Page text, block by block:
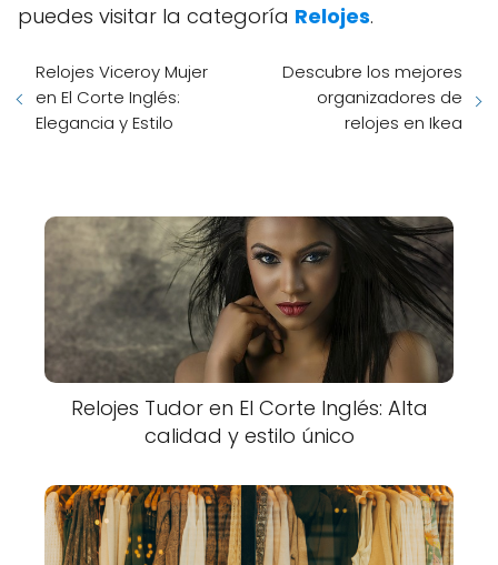
puedes visitar la categoría Relojes.
Relojes Viceroy Mujer
en El Corte Inglés:
Elegancia y Estilo
Descubre los mejores
organizadores de
relojes en Ikea
Relojes Tudor en El Corte Inglés: Alta
calidad y estilo único